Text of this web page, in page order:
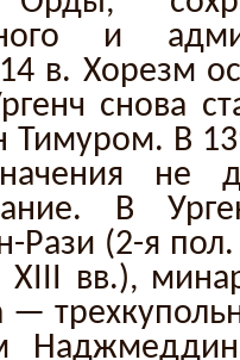
и
в. Хорезм
снова
Тимуром. В
не
В
Рази (2-я
вв.),
—